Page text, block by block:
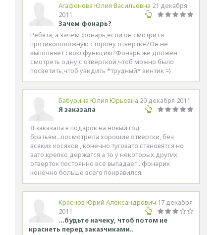
Агафонова Юлия Васильевна 21 декабря
2011
Зачем фонарь?
Ребята, а зачем фонарь,если он смотрит в
противоположную сторону отвёртке?Он не
выполняет свою функцию?Фонарь же должен
смотреть одну с отвёрткой,чтоб можно было
посветить,чтоб увидить *трудный* винтик =)
Бабурина Юлия Юрьевна 20 декабря 2011
Я заказала
Я заказала в подарок на новый год
братьям...посмотрела хорошие отвертки, без
всяких косяков , конечно туговато становятся но
зато крепко держатся а то у некоторых других
отверток постоянно все выпадает...фонарик
конечно больше всего понравился
Краснов Юрий Александрович 17 декабря
2011
...будьте начеку, чтоб потом не
краснеть перед заказчиками..